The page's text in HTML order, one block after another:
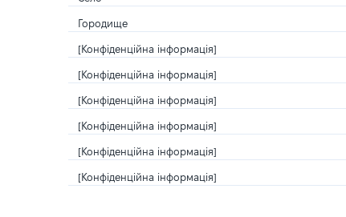
Городище
[Конфіденційна інформація]
[Конфіденційна інформація]
[Конфіденційна інформація]
[Конфіденційна інформація]
[Конфіденційна інформація]
[Конфіденційна інформація]